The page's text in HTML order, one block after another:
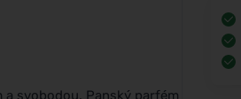
svobodou. Panský parfém